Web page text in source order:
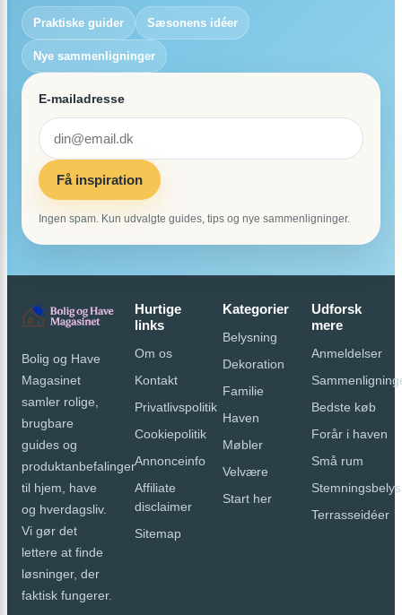
Praktiske guider Sæsonens idéer
Nye sammenligninger
E-mailadresse
Få inspiration
Ingen spam. Kun udvalgte guides, tips og nye sammenligninger.
Bolig og Have
Magasinet
samler rolige,
brugbare
guides og
produktanbefalinger
til hjem, have
og hverdagsliv.
Vi gør det
lettere at finde
løsninger, der
faktisk fungerer.
Hurtige
links
Om os
Kontakt
Privatlivspolitik
Cookiepolitik
Annonceinfo
Affiliate
disclaimer
Sitemap
Kategorier
Belysning
Dekoration
Familie
Haven
Møbler
Velvære
Start her
Udforsk
mere
Anmeldelser
Bedste køb
Forår i haven
Små rum
Terrasseidéer